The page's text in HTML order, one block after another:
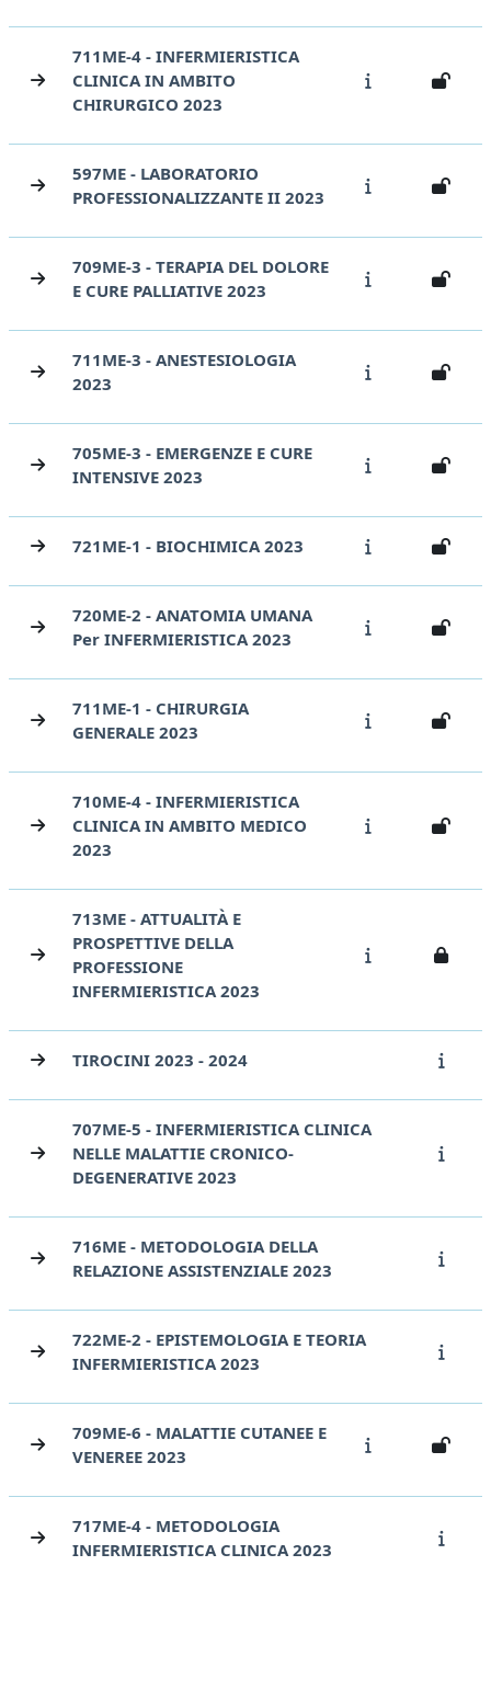
711ME-4 - INFERMIERISTICA
CLINICA IN AMBITO
CHIRURGICO 2023
597ME - LABORATORIO
PROFESSIONALIZZANTE II 2023
709ME-3 - TERAPIA DEL DOLORE
E CURE PALLIATIVE 2023
711ME-3 - ANESTESIOLOGIA
2023
705ME-3 - EMERGENZE E CURE
INTENSIVE 2023
721ME-1 - BIOCHIMICA 2023
720ME-2 - ANATOMIA UMANA
Per INFERMIERISTICA 2023
711ME-1 - CHIRURGIA
GENERALE 2023
710ME-4 - INFERMIERISTICA
CLINICA IN AMBITO MEDICO
2023
713ME - ATTUALITÀ E
PROSPETTIVE DELLA
PROFESSIONE
INFERMIERISTICA 2023
TIROCINI 2023 - 2024
707ME-5 - INFERMIERISTICA CLINICA
NELLE MALATTIE CRONICO-
DEGENERATIVE 2023
716ME - METODOLOGIA DELLA
RELAZIONE ASSISTENZIALE 2023
722ME-2 - EPISTEMOLOGIA E TEORIA
INFERMIERISTICA 2023
709ME-6 - MALATTIE CUTANEE E
VENEREE 2023
717ME-4 - METODOLOGIA
INFERMIERISTICA CLINICA 2023